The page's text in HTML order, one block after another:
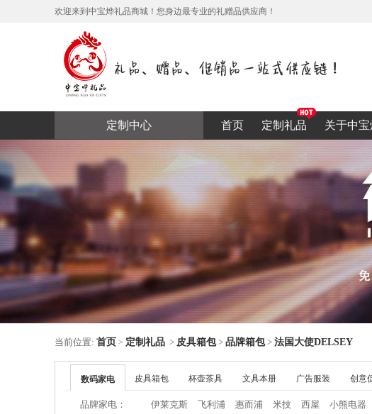
欢迎来到中宝烨礼品商城！您身边最专业的礼赠品供应商！
定制中心 首页 定制礼品 关于中宝
当前位置: 首页 > 定制礼品 > 皮具箱包> 品牌箱包> 法国大使DELSEY
数码家电 皮具箱包 杯壶茶具 文具本册 广告服装 创意
品牌家电： 伊莱克斯 飞利浦 惠而浦 米技 西屋 小熊电器